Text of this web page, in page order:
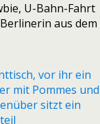
U-Bahn-Fahrt
aus dem